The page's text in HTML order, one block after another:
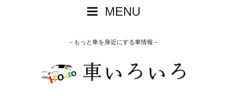
MENU
－もっと車を身近にする車情報－